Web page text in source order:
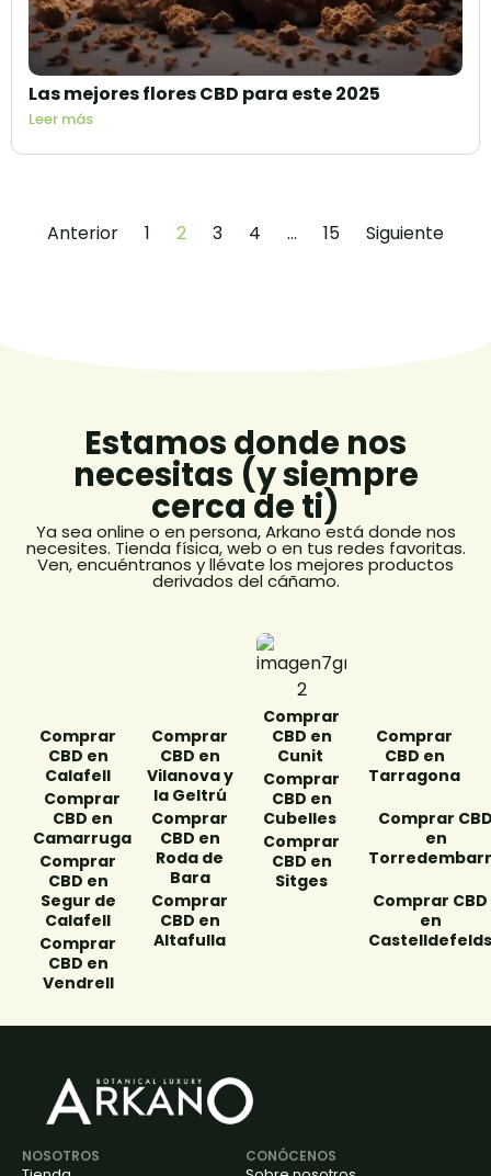
Las mejores flores CBD para este 2025
Leer más
Anterior 1 2 3 4 … 15 Siguiente
Estamos donde nos
necesitas (y siempre
cerca de ti)
Ya sea online o en persona, Arkano está donde nos
necesites. Tienda física, web o en tus redes favoritas.
Ven, encuéntranos y llévate los mejores productos
derivados del cáñamo.
CBD en
Calafell
Comprar
CBD en
Camarruga​
Comprar
CBD en
Segur de
Calafell​
Comprar
CBD en
Vendrell
CBD en
Vilanova y
la Geltrú​
Comprar
CBD en
Roda de
Bara​
Comprar
CBD en
Altafulla​
Comprar
CBD en
Cunit ​
Comprar
CBD en
Cubelles ​
Comprar
CBD en
Sitges​
CBD en
Tarragona
en
​
en
Castelldefelds​
Tienda Sobre nosotros